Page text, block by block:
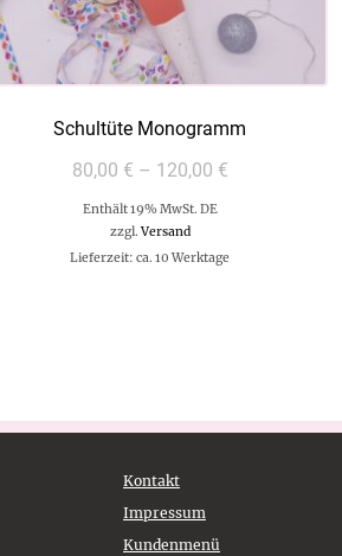
Schultüte Monogramm
80,00 € – 120,00 €
Enthält 19% MwSt. DE
zzgl.Versand
Lieferzeit: ca. 10 Werktage
Kontakt
Impressum
Kundenmenü